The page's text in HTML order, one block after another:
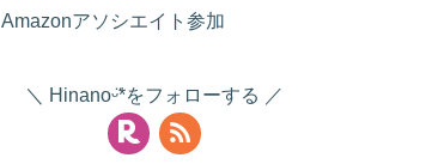
Amazonアソシエイト参加
Hinanoᵕ̈*をフォローする